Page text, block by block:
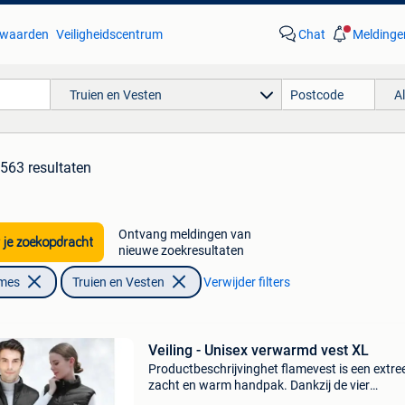
Veiligheidscentrum Chat
Truien en Vesten
resultaten
je zoekopdracht
Ontvang meldingen van
nieuwe zoekresultaten
Truien en Vesten Verwijder filters
Veiling - Unisex verwarmd vest XL
Productbeschrijvinghet flamevest is een
zacht en warm handpak. Dankzij de vier